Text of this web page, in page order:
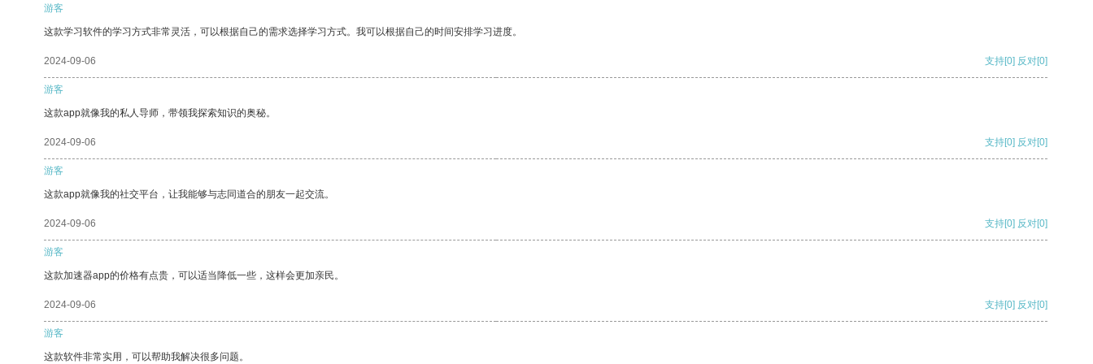
游客
这款学习软件的学习方式非常灵活，可以根据自己的需求选择学习方式。我可以根据自己的时间安排学习进度。
2024-09-06 支持[0] 反对[0]
游客
这款app就像我的私人导师，带领我探索知识的奥秘。
2024-09-06 支持[0] 反对[0]
游客
这款app就像我的社交平台，让我能够与志同道合的朋友一起交流。
2024-09-06 支持[0] 反对[0]
游客
这款加速器app的价格有点贵，可以适当降低一些，这样会更加亲民。
2024-09-06 支持[0] 反对[0]
游客
这款软件非常实用，可以帮助我解决很多问题。